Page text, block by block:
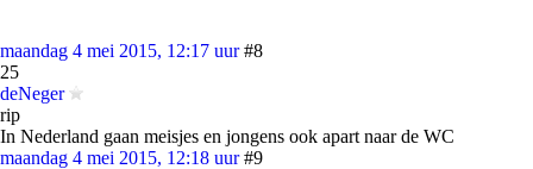
maandag 4 mei 2015, 12:17 uur #8
25
deNeger
rip
In Nederland gaan meisjes en jongens ook apart naar de WC
maandag 4 mei 2015, 12:18 uur #9